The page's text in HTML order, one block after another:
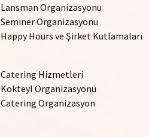
Lansman Organizasyonu
Seminer Organizasyonu
Happy Hours ve Şirket Kutlamaları
Catering Hizmetleri
Kokteyl Organizasyonu
Catering Organizasyon